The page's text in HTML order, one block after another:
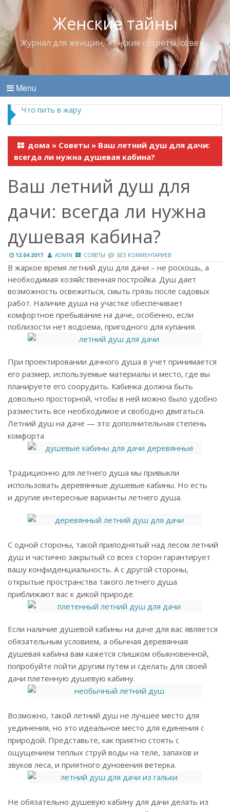
Женские тайны
Журнал для женщин, женские секреты, советы
Menu
Что пить в жару
дома » Советы » Ваш летний душ для дачи:
всегда ли нужна душевая кабина?
Ваш летний душ для
дачи: всегда ли нужна
душевая кабина?
12.04.2017 ADMIN СОВЕТЫ БЕЗ КОММЕНТАРИЕВ
В жаркое время летний душ для дачи – не роскошь, а
необходимая хозяйственная постройка. Душ дает
возможность освежиться, смыть грязь после садовых
работ. Наличие душа на участке обеспечивает
комфортное пребывание на даче, особенно, если
поблизости нет водоема, пригодного для купания.
При проектировании дачного душа в учет принимается
его размер, используемые материалы и место, где вы
планируете его соорудить. Кабинка должна быть
довольно просторной, чтобы в ней можно было удобно
разместить все необходимое и свободно двигаться.
Летний душ на даче — это дополнительная степень
комфорта
Традиционно для летнего душа мы привыкли
использовать деревянные душевые кабины. Но есть
и другие интересные варианты летнего душа.
С одной стороны, такой приподнятый над лесом летний
душ и частично закрытый со всех сторон гарантирует
вашу конфиденциальность. А с другой стороны,
открытые пространства такого летнего душа
приближают вас к дикой природе.
Если наличие душевой кабины на даче для вас является
обязательным условием, а обычная деревянная
душевая кабина вам кажется слишком обыкновенной,
попробуйте пойти другим путем и сделать для своей
дачи плетенную душевую кабину.
Возможно, такой летний душ не лучшее место для
уединения, но это идеальное место для единения с
природой. Представьте, как приятно стоять с
ощущением теплых струй воды на теле, запахов и
звуков леса, и приятного дуновения ветерка.
Не обязательно душевую кабину для дачи делать из